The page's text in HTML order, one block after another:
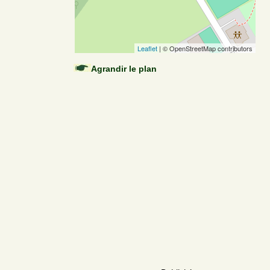
Leaflet | © OpenStreetMap contributors
Agrandir le plan